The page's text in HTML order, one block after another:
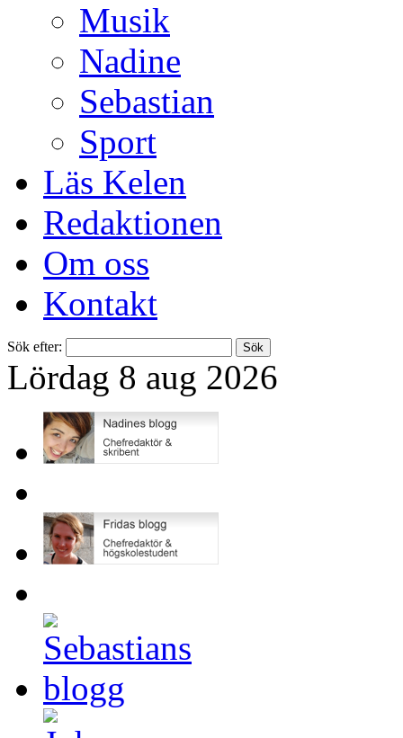
Musik
Nadine
Sebastian
Sport
Läs Kelen
Redaktionen
Om oss
Kontakt
Sök efter:
Lördag 8 aug 2026